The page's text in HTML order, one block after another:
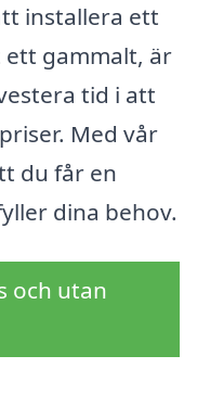
installera ett
gammalt, är
tid i att
Med vår
du får en
dina behov.
och utan